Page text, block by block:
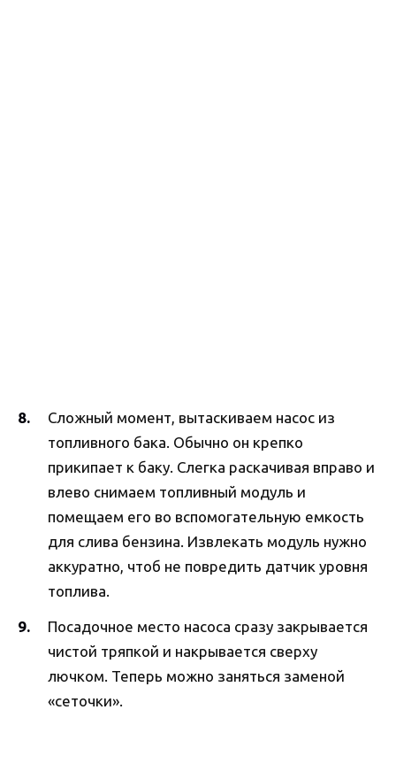
Сложный момент, вытаскиваем насос из
топливного бака. Обычно он крепко
прикипает к баку. Слегка раскачивая вправо и
влево снимаем топливный модуль и
помещаем его во вспомогательную емкость
для слива бензина. Извлекать модуль нужно
аккуратно, чтоб не повредить датчик уровня
топлива.
Посадочное место насоса сразу закрывается
чистой тряпкой и накрывается сверху
лючком. Теперь можно заняться заменой
«сеточки».